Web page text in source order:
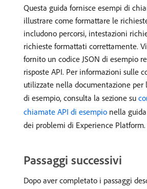
Questa guida fornisce esempi di
illustrare come formattare le
includono percorsi, intestazioni
richieste formattati correttamente.
fornito un codice JSON di esempio
risposte API. Per informazioni sulle
utilizzate nella documentazione per
di esempio, consulta la sezione su
chiamate API di esempio nella
dei problemi di Experience Platform.
Passaggi successivi
Dopo aver completato i passaggi